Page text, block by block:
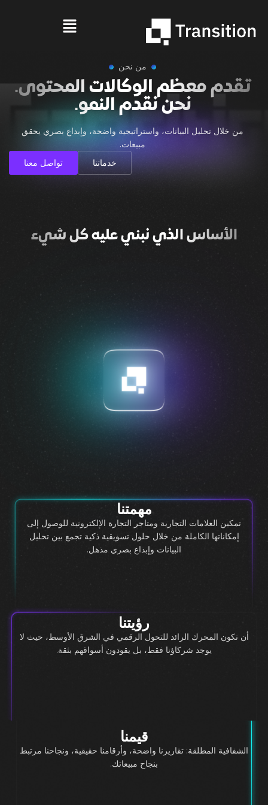
من نحن
تقدم معظم الوكالات المحتوى.
نحن نقدم النمو.
من خلال تحليل البيانات، واستراتيجية واضحة، وإبداع بصري يحقق
مبيعات.
تواصل معنا
خدماتنا
الأساس الذي نبني عليه كل شيء
قيمنا
الشفافية المطلقة: تقاريرنا واضحة، وأرقامنا حقيقية، ونجاحنا مرتبط
بنجاح مبيعاتك.
مهمتنا
تمكين العلامات التجارية ومتاجر التجارة الإلكترونية للوصول إلى
إمكاناتها الكاملة من خلال حلول تسويقية ذكية تجمع بين تحليل
البيانات وإبداع بصري مذهل.
رؤيتنا
أن نكون المحرك الرائد للتحول الرقمي في الشرق الأوسط، حيث لا
يوجد شركاؤنا فقط، بل يقودون أسواقهم بثقة.